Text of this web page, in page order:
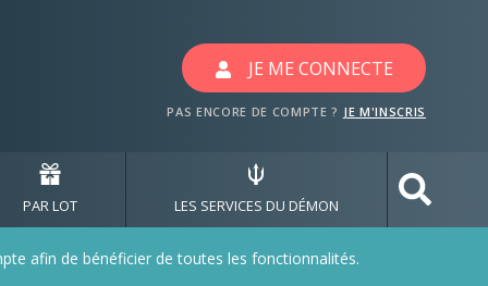
JE ME CONNECTE
PAS ENCORE DE COMPTE ? JE M'INSCRIS
PAR LOT LES SERVICES DU DÉMON
afin de bénéficier de toutes les fonctionnalités.